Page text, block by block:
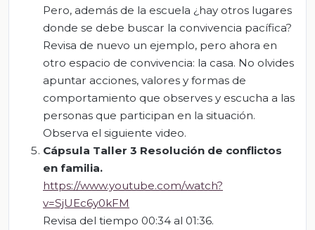
Pero, además de la escuela ¿hay otros lugares
donde se debe buscar la convivencia pacífica?
Revisa de nuevo un ejemplo, pero ahora en
otro espacio de convivencia: la casa. No olvides
apuntar acciones, valores y formas de
comportamiento que observes y escucha a las
personas que participan en la situación.
Observa el siguiente video.
Cápsula Taller 3 Resolución de conflictos
en familia.
https://www.youtube.com/watch?
v=SjUEc6y0kFM
Revisa del tiempo 00:34 al 01:36.